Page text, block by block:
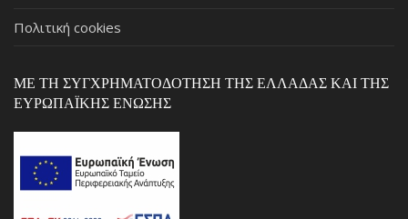
Πολιτική cookies
ΜΕ ΤΗ ΣΥΓΧΡΗΜΑΤΟΔΌΤΗΣΗ ΤΗΣ ΕΛΛΆΔΑΣ ΚΑΙ ΤΗΣ
ΕΥΡΩΠΑΪΚΉΣ ΈΝΩΣΗΣ